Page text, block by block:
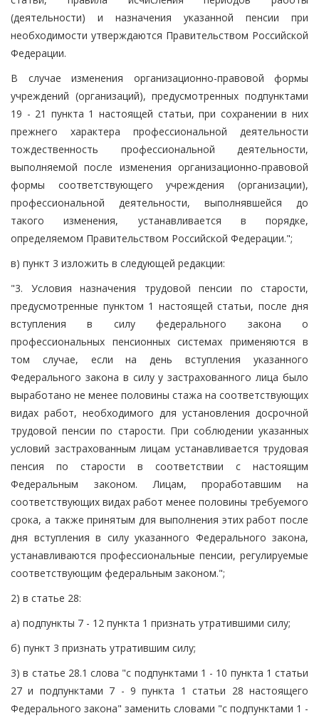
(деятельности) и назначения указанной пенсии при
необходимости утверждаются Правительством Российской
Федерации.
В случае изменения организационно-правовой формы
учреждений (организаций), предусмотренных подпунктами
19 - 21 пункта 1 настоящей статьи, при сохранении в них
прежнего характера профессиональной деятельности
тождественность профессиональной деятельности,
выполняемой после изменения организационно-правовой
формы соответствующего учреждения (организации),
профессиональной деятельности, выполнявшейся до
такого изменения, устанавливается в порядке,
определяемом Правительством Российской Федерации.";
в) пункт 3 изложить в следующей редакции:
"3. Условия назначения трудовой пенсии по старости,
предусмотренные пунктом 1 настоящей статьи, после дня
вступления в силу федерального закона о
профессиональных пенсионных системах применяются в
том случае, если на день вступления указанного
Федерального закона в силу у застрахованного лица было
выработано не менее половины стажа на соответствующих
видах работ, необходимого для установления досрочной
трудовой пенсии по старости. При соблюдении указанных
условий застрахованным лицам устанавливается трудовая
пенсия по старости в соответствии с настоящим
Федеральным законом. Лицам, проработавшим на
соответствующих видах работ менее половины требуемого
срока, а также принятым для выполнения этих работ после
дня вступления в силу указанного Федерального закона,
устанавливаются профессиональные пенсии, регулируемые
соответствующим федеральным законом.";
2) в статье 28:
а) подпункты 7 - 12 пункта 1 признать утратившими силу;
б) пункт 3 признать утратившим силу;
3) в статье 28.1 слова "с подпунктами 1 - 10 пункта 1 статьи
27 и подпунктами 7 - 9 пункта 1 статьи 28 настоящего
Федерального закона" заменить словами "с подпунктами 1 -